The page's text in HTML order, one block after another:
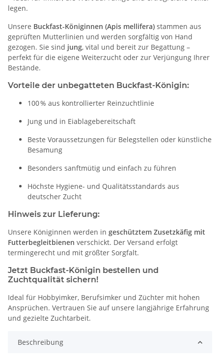
legen.
Unsere Buckfast-Königinnen (Apis mellifera) stammen aus
geprüften Mutterlinien und werden sorgfältig von Hand
gezogen. Sie sind jung, vital und bereit zur Begattung –
perfekt für die eigene Weiterzucht oder zur Verjüngung Ihrer
Bestände.
Vorteile der unbegatteten Buckfast-Königin:
100 % aus kontrollierter Reinzuchtlinie
Jung und in Eiablagebereitschaft
Beste Voraussetzungen für Belegstellen oder künstliche
Besamung
Besonders sanftmütig und einfach zu führen
Höchste Hygiene- und Qualitätsstandards aus
deutscher Zucht
Hinweis zur Lieferung:
Unsere Königinnen werden in geschütztem Zusetzkäfig mit
Futterbegleitbienen verschickt. Der Versand erfolgt
termingerecht und mit größter Sorgfalt.
Jetzt Buckfast-Königin bestellen und
Zuchtqualität sichern!
Ideal für Hobbyimker, Berufsimker und Züchter mit hohen
Ansprüchen. Vertrauen Sie auf unsere langjährige Erfahrung
und gezielte Zuchtarbeit.
Beschreibung